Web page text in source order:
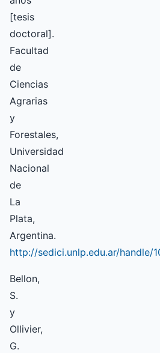
[tesis
doctoral].
Facultad
de
Ciencias
Agrarias
y
Forestales,
Universidad
Nacional
de
La
Plata,
Argentina.
http://sedici.unlp.edu.ar/handle/
Bellon,
S.
y
Ollivier,
G.